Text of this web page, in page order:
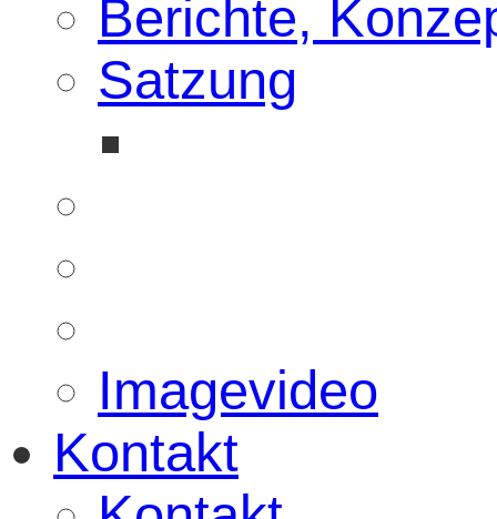
Berichte,
Satzung
Imagevideo
Kontakt